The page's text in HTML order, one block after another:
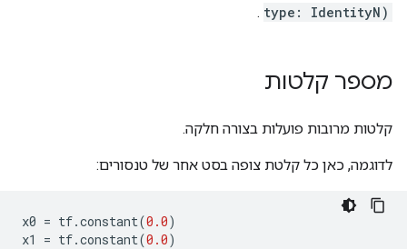
type: IdentityN)
.
מספר קלטות
קלטות מרובות פועלות בצורה חלקה.
לדוגמה, כאן כל קלטת צופה בסט אחר של טנסורים:
x0 = tf.constant(0.0)
x1 = tf.constant(0.0)